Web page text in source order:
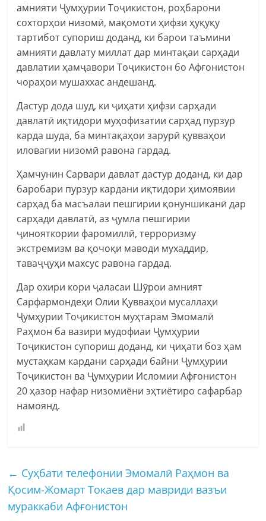
амнияти Ҷумҳурии Тоҷикистон, роҳбарони
сохторҳои низомӣ, мақомоти ҳифзи ҳуқуқу
тартибот супориш доданд, ки барои таъмини
амнияти давлату миллат дар минтақаи сарҳади
давлатии ҳамҷавори Тоҷикистон бо Афғонистон
чораҳои мушаххас андешанд.
Дастур дода шуд, ки ҷиҳати ҳифзи сарҳади
давлатӣ иқтидори муҳофизатии сарҳад пурзур
карда шуда, ба минтақаҳои зарурӣ қувваҳои
иловагии низомӣ равона гардад.
Ҳамчунин Сарвари давлат дастур доданд, ки дар
баробари пурзур кардани иқтидори ҳимоявии
сарҳад ба масъалаи пешгирии қонуншиканӣ дар
сарҳади давлатӣ, аз ҷумла пешгирии
ҷинояткории фаромиллӣ, терроризму
экстремизм ва қочоқи маводи мухаддир,
таваҷҷуҳи махсус равона гардад.
Дар охири кори ҷаласаи Шӯрои амният
Сарфармондеҳи Олии Қувваҳои мусаллаҳи
Ҷумҳурии Тоҷикистон муҳтарам Эмомалӣ
Раҳмон ба вазири мудофиаи Ҷумҳурии
Тоҷикистон супориш доданд, ки ҷиҳати боз ҳам
мустаҳкам кардани сарҳади байни Ҷумҳурии
Тоҷикистон ва Ҷумҳурии Исломии Афғонистон
20 ҳазор нафар низомиёни эҳтиётиро сафарбар
намоянд.
← Суҳбати телефонии Эмомалӣ Раҳмон ва
Қосим-Жомарт Токаев дар мавриди вазъи
мураккаби Афғонистон